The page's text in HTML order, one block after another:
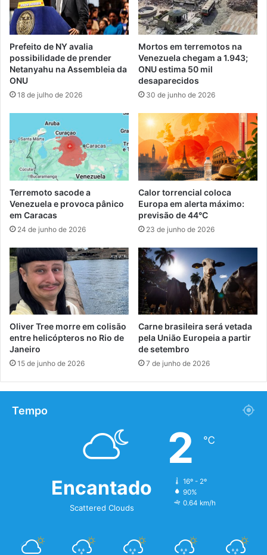
Prefeito de NY avalia
possibilidade de prender
Netanyahu na Assembleia da
ONU
18 de julho de 2026
Mortos em terremotos na
Venezuela chegam a 1.943;
ONU estima 50 mil
desaparecidos
30 de junho de 2026
Terremoto sacode a
Venezuela e provoca pânico
em Caracas
24 de junho de 2026
Calor torrencial coloca
Europa em alerta máximo:
previsão de 44°C
23 de junho de 2026
Oliver Tree morre em colisão
entre helicópteros no Rio de
Janeiro
15 de junho de 2026
Carne brasileira será vetada
pela União Europeia a partir
de setembro
7 de junho de 2026
Tempo
Encantado
Scattered Clouds
2 ℃
16º - 2º
90%
0.64 km/h